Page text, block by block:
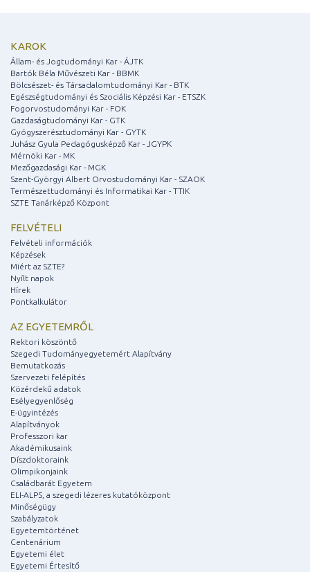
KAROK
Állam- és Jogtudományi Kar - ÁJTK
Bartók Béla Művészeti Kar - BBMK
Bölcsészet- és Társadalomtudományi Kar - BTK
Egészségtudományi és Szociális Képzési Kar - ETSZK
Fogorvostudományi Kar - FOK
Gazdaságtudományi Kar - GTK
Gyógyszerésztudományi Kar - GYTK
Juhász Gyula Pedagógusképző Kar - JGYPK
Mérnöki Kar - MK
Mezőgazdasági Kar - MGK
Szent-Györgyi Albert Orvostudományi Kar - SZAOK
Természettudományi és Informatikai Kar - TTIK
SZTE Tanárképző Központ
FELVÉTELI
Felvételi információk
Képzések
Miért az SZTE?
Nyílt napok
Hírek
Pontkalkulátor
AZ EGYETEMRŐL
Rektori köszöntő
Szegedi Tudományegyetemért Alapítvány
Bemutatkozás
Szervezeti felépítés
Közérdekű adatok
Esélyegyenlőség
E-ügyintézés
Alapítványok
Professzori kar
Akadémikusaink
Díszdoktoraink
Olimpikonjaink
Családbarát Egyetem
ELI-ALPS, a szegedi lézeres kutatóközpont
Minőségügy
Szabályzatok
Egyetemtörténet
Centenárium
Egyetemi élet
Egyetemi Értesítő